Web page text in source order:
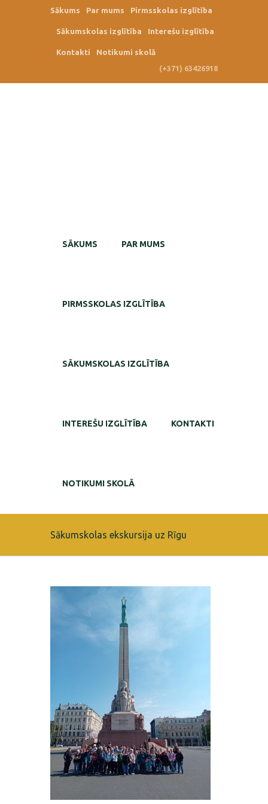
Sākums Par mums Pirmsskolas izglītība
Sākumskolas izglītība Interešu izglītība
Kontakti
Notikumi skolā
(+371) 63426918
SĀKUMS PAR MUMS
PIRMSSKOLAS IZGLĪTĪBA
SĀKUMSKOLAS IZGLĪTĪBA
INTEREŠU IZGLĪTĪBA KONTAKTI
NOTIKUMI SKOLĀ
Sākumskolas ekskursija uz Rīgu